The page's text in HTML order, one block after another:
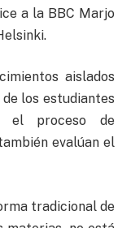
a la BBC Marjo
aislados
los estudiantes
el proceso de
evalúan el
tradicional de